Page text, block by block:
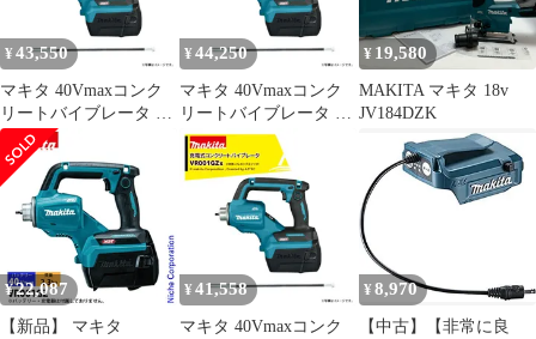
リ・充電器別売 アプト
APT
¥ 43,550
マキタ 40Vmaxコンク
リートバイブレータ フ
レキシブルシャフト太
さφ28mm 長さ1.7mタイ
プ バッテリ・充電器別
売 VR001GZAL
¥ 44,250
マキタ 40Vmaxコンク
リートバイブレータ フ
レキシブルシャフト太
さφ32mm 長さ1.2mタイ
プ バッテリ・充電器別
売 VR001GZBM
¥ 19,580
MAKITA マキタ 18v
JV184DZK
¥22,087
【新品】 マキタ
¥ 41,558
マキタ 40Vmaxコンク
¥ 8,970
【中古】【非常に良